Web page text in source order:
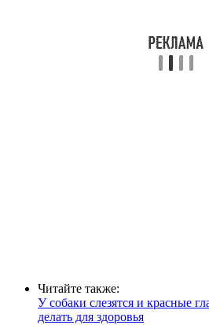
Читайте также:
У собаки слезятся и красные
делать для здоровья